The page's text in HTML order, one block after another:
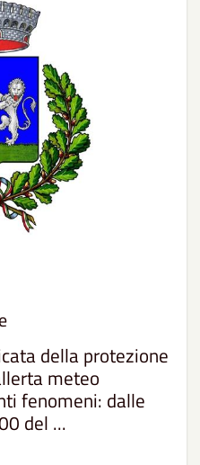
della protezione
meteo
fenomeni: dalle
del ...